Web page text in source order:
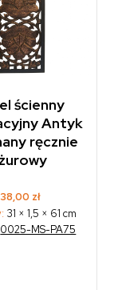
ścienny
Antyk
ręcznie
zł
31 × 1,5 × 61 cm
0025-MS-PA75